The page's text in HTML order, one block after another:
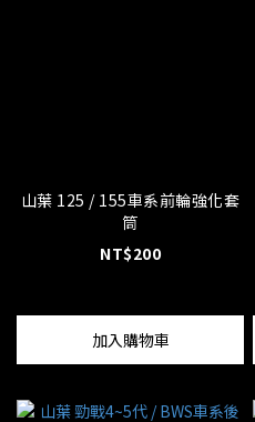
山葉 125 / 155車系前輪強化套
筒
NT$200
加入購物車